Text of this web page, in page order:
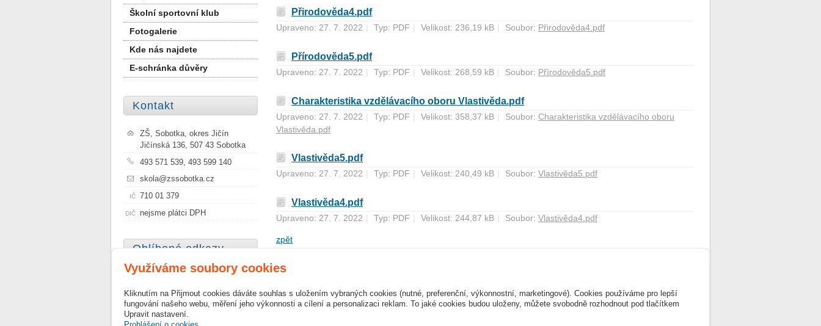
Přirodověda4.pdf
Upraveno: 27. 7. 2022 | Typ: PDF | Velikost: 236,19 kB | Soubor: Přirodověda4.pdf
Přírodověda5.pdf
Upraveno: 27. 7. 2022 | Typ: PDF | Velikost: 268,59 kB | Soubor: Přírodověda5.pdf
Charakteristika vzdělávacího oboru Vlastivěda.pdf
Upraveno: 27. 7. 2022 | Typ: PDF | Velikost: 358,37 kB | Soubor: Charakteristika vzdělávacího oboru
Vlastivěda.pdf
Vlastivěda5.pdf
Upraveno: 27. 7. 2022 | Typ: PDF | Velikost: 240,49 kB | Soubor: Vlastivěda5.pdf
Vlastivěda4.pdf
Upraveno: 27. 7. 2022 | Typ: PDF | Velikost: 244,87 kB | Soubor: Vlastivěda4.pdf
zpět
Školní sportovní klub
Fotogalerie
Kde nás najdete
E-schránka důvěry
Kontakt
ZŠ, Sobotka, okres Jičín
Jičínská 136, 507 43 Sobotka
493 571 539, 493 599 140
skola@zssobotka.cz
IČ 710 01 379
DIČ nejsme plátci DPH
Oblíbené odkazy
Szkoła Podstawowa Nr 1 im.
Janusza Korczaka w Sobótce
Využíváme soubory cookies
Kliknutím na Přijmout cookies dáváte souhlas s uložením vybraných cookies (nutné, preferenční, výkonnostní, marketingové). Cookies používáme pro lepší
fungování našeho webu, měření jeho výkonnosti a cílení a personalizaci reklam. To jaké cookies budou uloženy, můžete svobodně rozhodnout pod tlačítkem
Upravit nastavení.